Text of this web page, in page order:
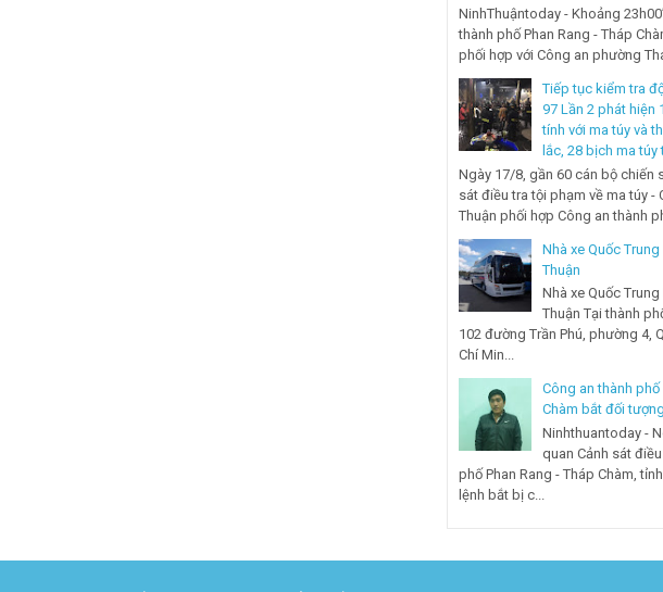
NinhThuậntoday - Khoảng
thành phố Phan Rang - Tháp
phối hợp với Công an phường
Tiếp tục kiểm tra
97 Lần 2 phát hiện
tính với ma túy và
lắc, 28 bịch ma
Ngày 17/8, gần 60 cán bộ chiến
sát điều tra tội phạm về ma túy -
Thuận phối hợp Công an thành
Nhà xe Quốc Trung
Thuận
Nhà xe Quốc Trung
Thuận Tại thành
102 đường Trần Phú, phường 4,
Chí Min...
Công an thành phố
Chàm bắt đối
Ninhthuantoday -
quan Cảnh sát
phố Phan Rang - Tháp Chàm,
lệnh bắt bị c...